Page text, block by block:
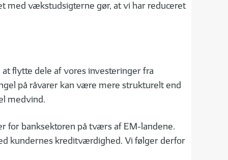
med vækstudsigterne gør, at vi har reduceret
flytte dele af vores investeringer fra
på råvarer kan være mere strukturelt end
medvind.
for banksektoren på tværs af EM-landene.
kundernes kreditværdighed. Vi følger derfor